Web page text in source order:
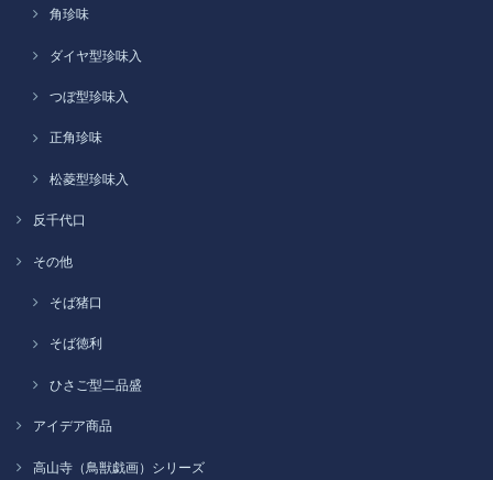
角珍味
ダイヤ型珍味入
つぼ型珍味入
正角珍味
松菱型珍味入
反千代口
その他
そば猪口
そば徳利
ひさご型二品盛
アイデア商品
高山寺（鳥獣戯画）シリーズ